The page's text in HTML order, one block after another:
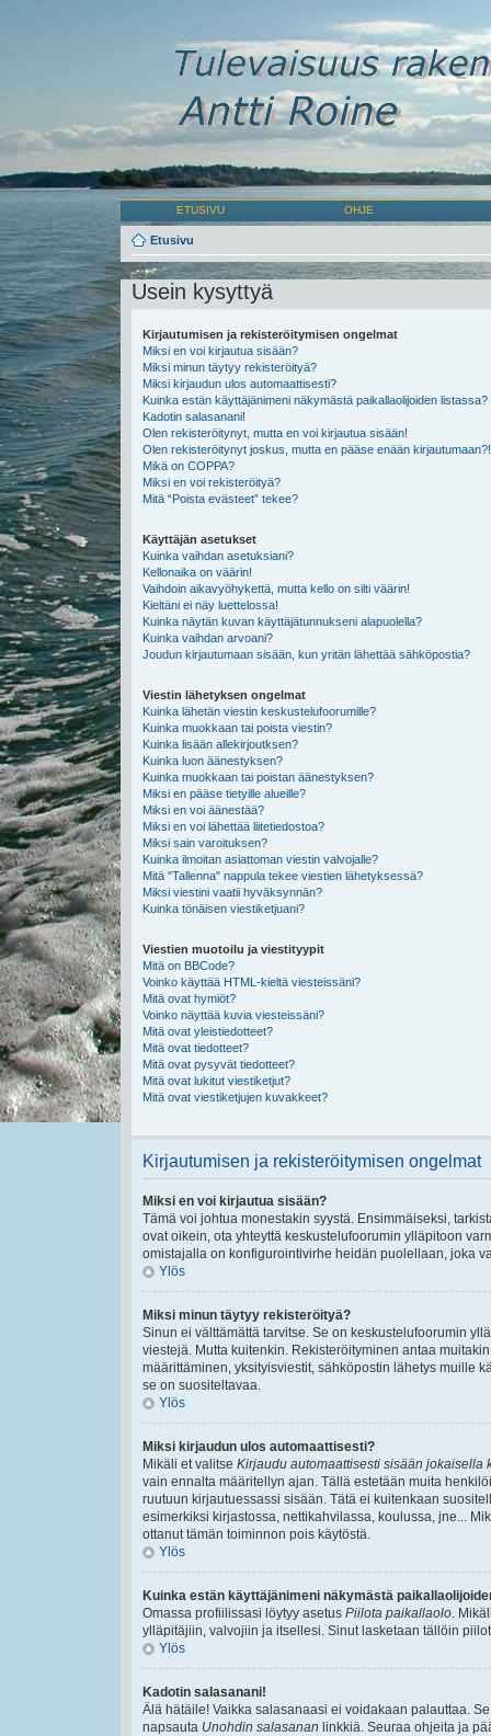
ETUSIVU OHJE
Etusivu
Usein kysyttyä
Kirjautumisen ja rekisteröitymisen ongelmat
Miksi en voi kirjautua sisään?
Miksi minun täytyy rekisteröityä?
Miksi kirjaudun ulos automaattisesti?
Kuinka estän käyttäjänimeni näkymästä paikallaolijoiden listassa?
Kadotin salasanani!
Olen rekisteröitynyt, mutta en voi kirjautua sisään!
Olen rekisteröitynyt joskus, mutta en pääse enään kirjautumaan?!
Mikä on COPPA?
Miksi en voi rekisteröityä?
Mitä “Poista evästeet” tekee?
Käyttäjän asetukset
Kuinka vaihdan asetuksiani?
Kellonaika on väärin!
Vaihdoin aikavyöhykettä, mutta kello on silti väärin!
Kieltäni ei näy luettelossa!
Kuinka näytän kuvan käyttäjätunnukseni alapuolella?
Kuinka vaihdan arvoani?
Joudun kirjautumaan sisään, kun yritän lähettää sähköpostia?
Viestin lähetyksen ongelmat
Kuinka lähetän viestin keskustelufoorumille?
Kuinka muokkaan tai poista viestin?
Kuinka lisään allekirjoutksen?
Kuinka luon äänestyksen?
Kuinka muokkaan tai poistan äänestyksen?
Miksi en pääse tietyille alueille?
Miksi en voi äänestää?
Miksi en voi lähettää liitetiedostoa?
Miksi sain varoituksen?
Kuinka ilmoitan asiattoman viestin valvojalle?
Mitä "Tallenna" nappula tekee viestien lähetyksessä?
Miksi viestini vaatii hyväksynnän?
Kuinka tönäisen viestiketjuani?
Viestien muotoilu ja viestityypit
Mitä on BBCode?
Voinko käyttää HTML-kieltä viesteissäni?
Mitä ovat hymiöt?
Voinko näyttää kuvia viesteissäni?
Mitä ovat yleistiedotteet?
Mitä ovat tiedotteet?
Mitä ovat pysyvät tiedotteet?
Mitä ovat lukitut viestiketjut?
Mitä ovat viestiketjujen kuvakkeet?
Kirjautumisen ja rekisteröitymisen ongelmat
Miksi en voi kirjautua sisään?
Tämä voi johtua monestakin syystä. Ensimmäiseksi,
ovat oikein, ota yhteyttä keskustelufoorumin ylläpitoon
omistajalla on konfigurointivirhe heidän puolellaan, joka
Ylös
Miksi minun täytyy rekisteröityä?
Sinun ei välttämättä tarvitse. Se on keskustelufoorumin
viestejä. Mutta kuitenkin. Rekisteröityminen antaa
määrittäminen, yksityisviestit, sähköpostin lähetys muille
se on suositeltavaa.
Ylös
Miksi kirjaudun ulos automaattisesti?
Mikäli et valitse Kirjaudu automaattisesti sisään jokaisella
vain ennalta määritellyn ajan. Tällä estetään muita
ruutuun kirjautuessassi sisään. Tätä ei kuitenkaan
esimerkiksi kirjastossa, nettikahvilassa, koulussa, jne...
ottanut tämän toiminnon pois käytöstä.
Ylös
Kuinka estän käyttäjänimeni näkymästä
Omassa profiilissasi löytyy asetus Piilota paikallaolo.
ylläpitäjiin, valvojiin ja itsellesi. Sinut lasketaan tällöin
Ylös
Kadotin salasanani!
Älä hätäile! Vaikka salasanaasi ei voidakaan palauttaa.
napsauta Unohdin salasanan linkkiä. Seuraa ohjeita ja